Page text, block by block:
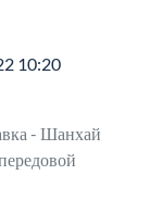
10:20
- Шанхай